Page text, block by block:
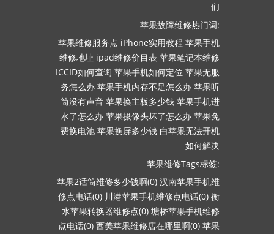
们
苹果故障维修热门词:
苹果维修服务点 iPhone实用教程 苹果手机
维修地址 ipad维修价目表 苹果笔记本维修
ICCID如何查询 苹果手机如何定位 苹果无服
务怎么办 苹果手机内存不足怎么办 苹果听
筒没有声音 苹果换主板多少钱 苹果手机进
水了怎么办 苹果摄像头坏了怎么办 苹果免
费换电池 苹果换屏多少钱 白苹果无法开机
如何解决
苹果维修Tags标签:
苹果2话筒维修多少钱啊(0) 汉南苹果手机维
修点电话(0) 川港苹果手机维修点电话(0) 衡
水苹果转换器维修点(0) 塘桥苹果手机维修
点电话(0) 西美苹果维修店在哪里啊(0) 苹果